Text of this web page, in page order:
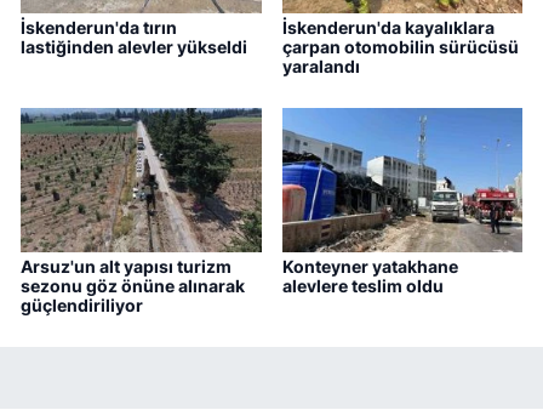
İskenderun'da tırın
lastiğinden alevler yükseldi
İskenderun'da kayalıklara
çarpan otomobilin sürücüsü
yaralandı
Arsuz'un alt yapısı turizm
sezonu göz önüne alınarak
güçlendiriliyor
Konteyner yatakhane
alevlere teslim oldu